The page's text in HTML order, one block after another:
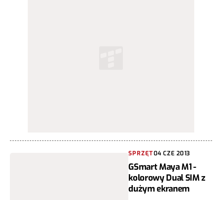
SPRZĘT04 CZE 2013
GSmart Maya M1 -
kolorowy Dual SIM z
dużym ekranem